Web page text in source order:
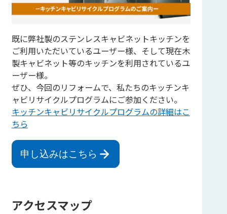
既に弊社製のステンレスキャビネットキッチンを
ご利用いただいているユーザー様、そして現在木
製キャビネット等のキッチンを利用されているユ
ーザー様。
ぜひ、今回のリフォームで、私たちのキッチンキ
ャビリサイクルプログラムにご参加ください。
キッチンキャビリサイクルプログラムの詳細はこ
ちら
申し込みはこちら
アクセスマップ